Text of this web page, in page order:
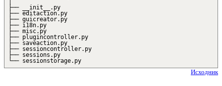
├── __init__.py
├── editaction.py
├── guicreator.py
├── i18n.py
├── misc.py
├── plugincontroller.py
├── saveaction.py
├── sessioncontroller.py
├── sessions.py
└── sessionstorage.py
Исходник